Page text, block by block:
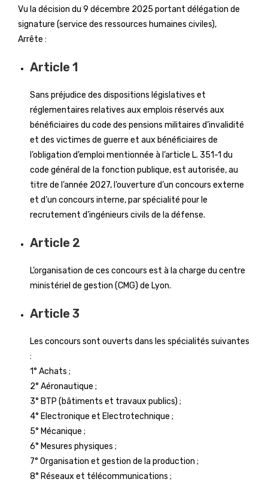
Vu la décision du 9 décembre 2025 portant délégation de
signature (service des ressources humaines civiles),
Arrête :
Article 1
Sans préjudice des dispositions législatives et
réglementaires relatives aux emplois réservés aux
bénéficiaires du code des pensions militaires d’invalidité
et des victimes de guerre et aux bénéficiaires de
l’obligation d’emploi mentionnée à l’article L. 351-1 du
code général de la fonction publique, est autorisée, au
titre de l’année 2027, l’ouverture d’un concours externe
et d’un concours interne, par spécialité pour le
recrutement d’ingénieurs civils de la défense.
Article 2
L’organisation de ces concours est à la charge du centre
ministériel de gestion (CMG) de Lyon.
Article 3
Les concours sont ouverts dans les spécialités suivantes
:
1° Achats ;
2° Aéronautique ;
3° BTP (bâtiments et travaux publics) ;
4° Electronique et Electrotechnique ;
5° Mécanique ;
6° Mesures physiques ;
7° Organisation et gestion de la production ;
8° Réseaux et télécommunications ;